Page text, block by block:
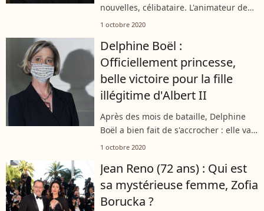
nouvelles, célibataire. L'animateur de
France Télévisions a divorcé de Romain.
s'organiser pour la garde partagée...
1 octobre 2020
Delphine Boël :
Officiellement princesse,
belle victoire pour la fille
illégitime d'Albert II
Après des mois de bataille, Delphine
Boël a bien fait de s'accrocher : elle va
officiellement devenir princesse. Une
jeudi 1er octobre 2020....
1 octobre 2020
Jean Reno (72 ans) : Qui est
sa mystérieuse femme, Zofia
Borucka ?